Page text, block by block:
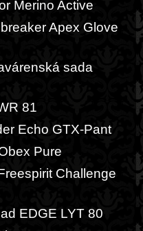
Merino Active
Apex Glove
sada
81
Echo GTX-Pant
Pure
Challenge
EDGE LYT 80